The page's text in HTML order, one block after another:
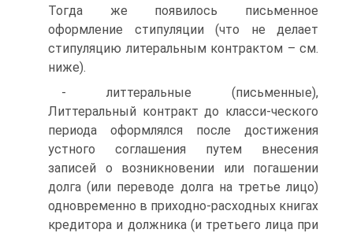
Тогда же появилось письменное
оформление стипуляции (что не делает
стипуляцию литеральным контрактом – см.
ниже).
- литтеральные (письменные),
Литтеральный контракт до класси-ческого
периода оформлялся после достижения
устного соглашения путем внесения
записей о возникновении или погашении
долга (или переводе долга на третье лицо)
одновременно в приходно-расходных книгах
кредитора и должника (и третьего лица при